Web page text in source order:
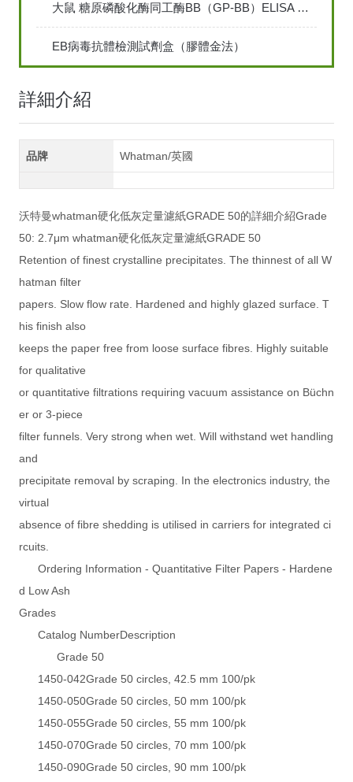
大鼠 糖原磷酸化酶同工酶BB（GP-BB）ELISA 檢測試劑盒說明
EB病毒抗體檢測試劑盒（膠體金法）
詳細介紹
品牌 Whatman/英國
沃特曼whatman硬化低灰定量濾紙GRADE 50的詳細介紹Grade
50: 2.7μm whatman硬化低灰定量濾紙GRADE 50
Retention of finest crystalline precipitates. The thinnest of all W
hatman filter
papers. Slow flow rate. Hardened and highly glazed surface. T
his finish also
keeps the paper free from loose surface fibres. Highly suitable
for qualitative
or quantitative filtrations requiring vacuum assistance on Büchn
er or 3-piece
filter funnels. Very strong when wet. Will withstand wet handling
and
precipitate removal by scraping. In the electronics industry, the
virtual
absence of fibre shedding is utilised in carriers for integrated ci
rcuits.
Ordering Information - Quantitative Filter Papers - Hardene
d Low Ash
Grades
Catalog NumberDescription
Grade 50
1450-042Grade 50 circles, 42.5 mm 100/pk
1450-050Grade 50 circles, 50 mm 100/pk
1450-055Grade 50 circles, 55 mm 100/pk
1450-070Grade 50 circles, 70 mm 100/pk
1450-090Grade 50 circles, 90 mm 100/pk